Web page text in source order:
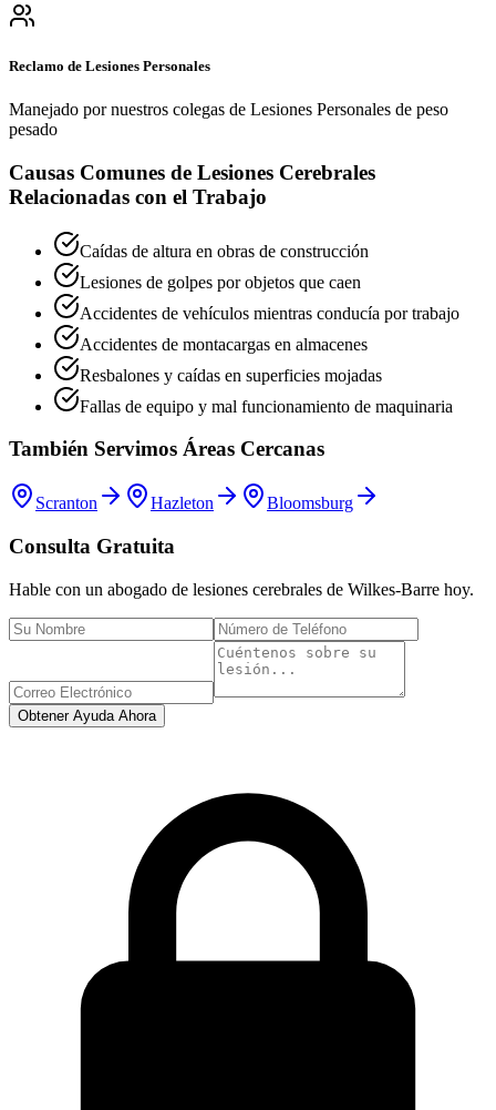
Reclamo de Lesiones Personales
Manejado por nuestros colegas de Lesiones Personales de peso
pesado
Causas Comunes de Lesiones Cerebrales
Relacionadas con el Trabajo
Caídas de altura en obras de construcción
Lesiones de golpes por objetos que caen
Accidentes de vehículos mientras conducía por trabajo
Accidentes de montacargas en almacenes
Resbalones y caídas en superficies mojadas
Fallas de equipo y mal funcionamiento de maquinaria
También Servimos Áreas Cercanas
Scranton Hazleton Bloomsburg
Consulta Gratuita
Hable con un abogado de lesiones cerebrales de Wilkes-Barre hoy.
Obtener Ayuda Ahora